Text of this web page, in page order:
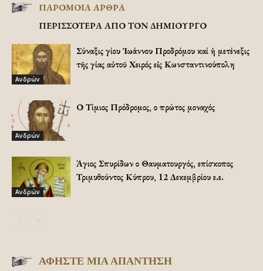
ΠΑΡΟΜΟΙΑ ΑΡΘΡΑ
ΠΕΡΙΣΣΟΤΕΡΑ ΑΠΟ ΤΟΝ ΔΗΜΙΟΥΡΓΟ
Ανδρών
Σύναξις Ἁγίου Ἰωάννου Προδρόμου καί ἡ μετένεξις
τῆς Ἁγίας αὐτοῦ Χειρός εἰς Κωνσταντινούπολη
Ανδρών
Ο Τίμιος Πρόδρομος, ο πρώτος μοναχός
Ανδρών
Άγιος Σπυρίδων ο Θαυματουργός, επίσκοπος
Τριμυθούντος Κύπρου, 12 Δεκεμβρίου ε.ε.
ΑΦΗΣΤΕ ΜΙΑ ΑΠΑΝΤΗΣΗ